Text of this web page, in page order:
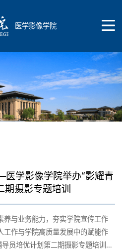
医学影像学院
学影像学院举办“影耀青
期摄影专题培训
养与业务能力，夯实学院宣传工作
工作与学院高质量发展中的赋能作
员培优计划第二期摄影专题培训如